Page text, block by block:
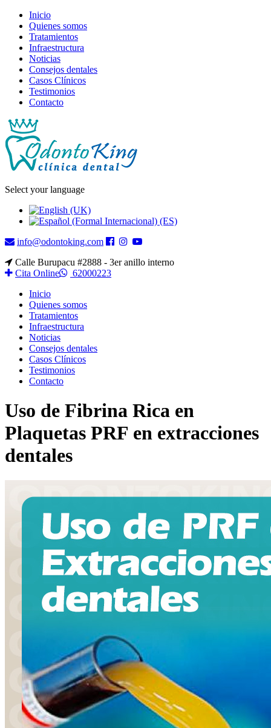
Inicio
Quienes somos
Tratamientos
Infraestructura
Noticias
Consejos dentales
Casos Clínicos
Testimonios
Contacto
Select your language
info@odontoking.com
Calle Burupacu #2888 - 3er anillo interno
Cita Online
62000223
Inicio
Quienes somos
Tratamientos
Infraestructura
Noticias
Consejos dentales
Casos Clínicos
Testimonios
Contacto
Uso de Fibrina Rica en
Plaquetas PRF en extracciones
dentales